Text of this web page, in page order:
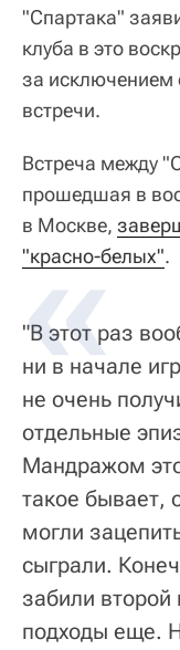
"Спартака"
клуба в это
за исключением
встречи.
Встреча между
прошедшая в
в Москве,
"красно-белых".
"В этот раз
ни в начале
не очень
отдельные
Мандражом
такое бывает,
могли
сыграли.
забили второй
подходы еще.